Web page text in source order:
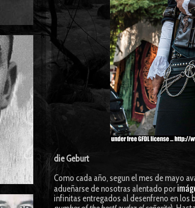
die Geburt
Como cada año, segun el mes de mayo
adueñarse de nosotras alentado por
infinitas entregados al desenfreno en los